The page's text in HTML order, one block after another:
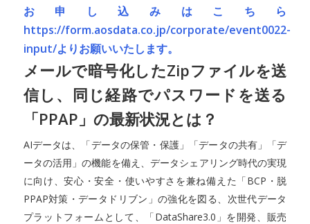
お申し込みはこちら
https://form.aosdata.co.jp/corporate/event0022-
input/よりお願いいたします。
メールで暗号化したZipファイルを送
信し、同じ経路でパスワードを送る
「PPAP」の最新状況とは？
AIデータは、「データの保管・保護」「データの共有」「デ
ータの活用」の機能を備え、データシェアリング時代の実現
に向け、安心・安全・使いやすさを兼ね備えた「BCP・脱
PPAP対策・データドリブン」の強化を図る、次世代データ
プラットフォームとして、「DataShare3.0」を開発、販売